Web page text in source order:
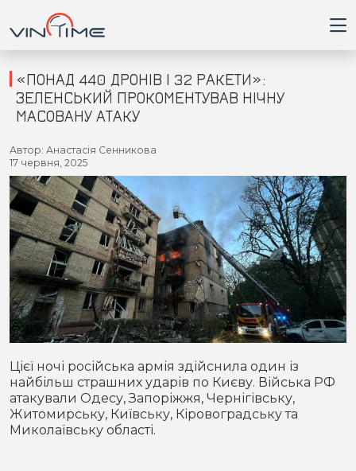
Головна
Війна
Новини
Кримінал
Здоров'я
Приватна думка
В кулуарах
Місто
Життя
«ПОНАД 440 ДРОНІВ І 32 РАКЕТИ»:
ЗЕЛЕНСЬКИЙ ПРОКОМЕНТУВАВ НІЧНУ
МАСОВАНУ АТАКУ
Автор: Анастасія Сенникова
17 червня, 2025
Цієї ночі російська армія здійснила один із
найбільш страшних ударів по Києву. Війська РФ
атакували Одесу, Запоріжжя, Чернігівську,
Житомирську, Київську, Кіровоградську та
Миколаївську області.